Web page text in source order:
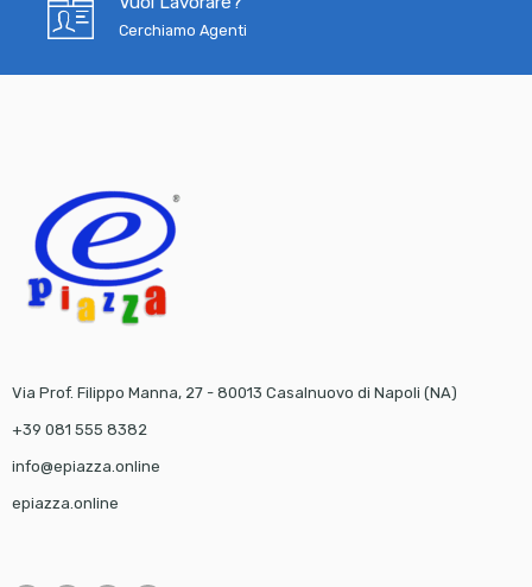
Cerchiamo Agenti
Via Prof. Filippo Manna, 27 - 80013 Casalnuovo di Napoli (NA)
+39 081 555 8382
info@epiazza.online
epiazza.online